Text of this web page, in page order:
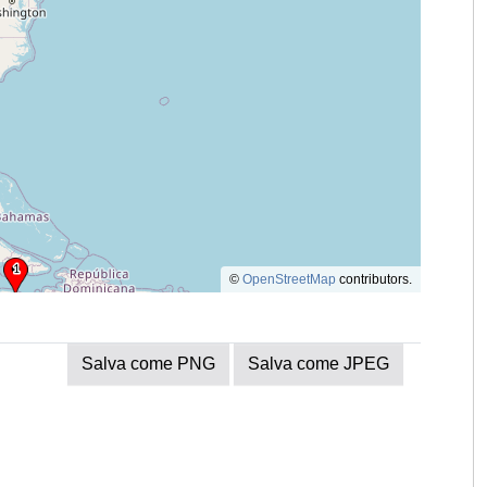
© OpenStreetMap contributors.
Salva come PNG Salva come JPEG